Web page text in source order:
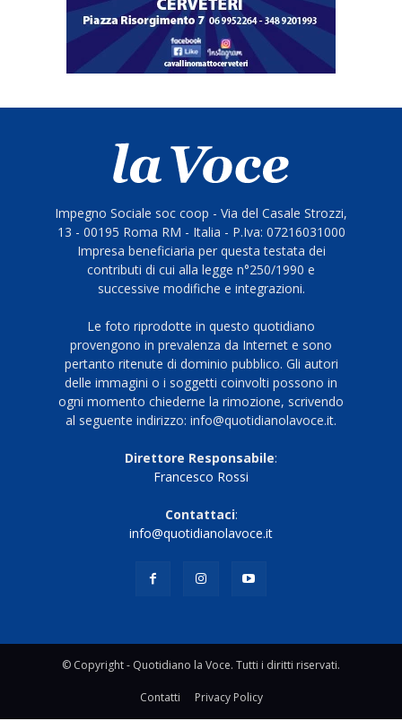
Impegno Sociale soc coop - Via del Casale Strozzi,
13 - 00195 Roma RM - Italia - P.Iva: 07216031000
Impresa beneficiaria per questa testata dei
contributi di cui alla legge n°250/1990 e
successive modifiche e integrazioni.
Le foto riprodotte in questo quotidiano
provengono in prevalenza da Internet e sono
pertanto ritenute di dominio pubblico. Gli autori
delle immagini o i soggetti coinvolti possono in
ogni momento chiederne la rimozione, scrivendo
al seguente indirizzo: info@quotidianolavoce.it.
Direttore Responsabile:
Francesco Rossi
Contattaci:
info@quotidianolavoce.it
© Copyright - Quotidiano la Voce. Tutti i diritti riservati.
Contatti Privacy Policy